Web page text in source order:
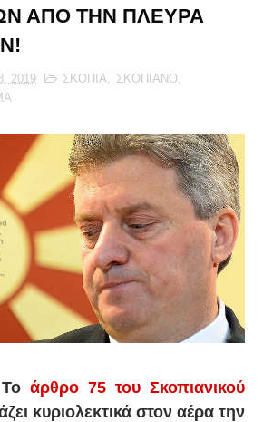
ΑΠΟ ΤΗΝ ΠΛΕΥΡΑ
2019 ΣΚΟΠΙΑ, ΣΚΟΠΙΑΝΟ,
Το άρθρο 75 του Σκοπιανικού
κυριολεκτικά στον αέρα την